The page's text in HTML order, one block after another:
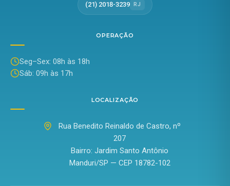
(21) 2018-3239 RJ
OPERAÇÃO
Seg–Sex: 08h às 18h
Sáb: 09h às 17h
LOCALIZAÇÃO
Rua Benedito Reinaldo de Castro, nº
207
Bairro: Jardim Santo Antônio
Manduri/SP — CEP 18782-102